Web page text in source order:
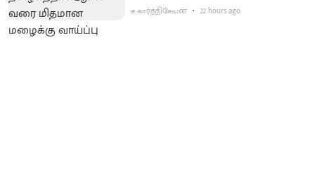
ச.கார்த்திகேயன் 22 hours ago